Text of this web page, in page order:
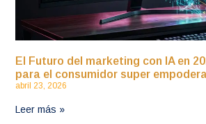
El Futuro del marketing con IA en
para el consumidor super
abril 23, 2026
Leer más »